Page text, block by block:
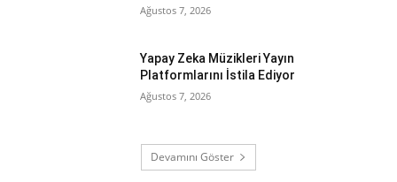
Ağustos 7, 2026
Yapay Zeka Müzikleri Yayın
Platformlarını İstila Ediyor
Ağustos 7, 2026
Devamını Göster